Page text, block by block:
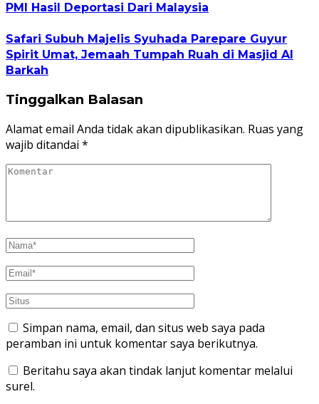
PMI Hasil Deportasi Dari Malaysia
Safari Subuh Majelis Syuhada Parepare Guyur
Spirit Umat, Jemaah Tumpah Ruah di Masjid Al
Barkah
Tinggalkan Balasan
Alamat email Anda tidak akan dipublikasikan. Ruas yang
wajib ditandai *
Simpan nama, email, dan situs web saya pada
peramban ini untuk komentar saya berikutnya.
Beritahu saya akan tindak lanjut komentar melalui
surel.